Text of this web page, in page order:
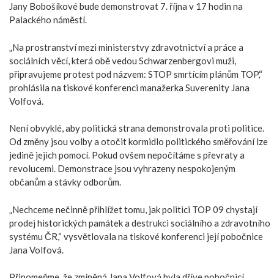
Jany Bobošíkové bude demonstrovat 7. října v 17 hodin na
Palackého náměstí.
„Na prostranství mezi ministerstvy zdravotnictví a práce a
sociálních věcí, která obě vedou Schwarzenbergovi muži,
připravujeme protest pod názvem: STOP smrtícím plánům TOP,“
prohlásila na tiskové konferenci manažerka Suverenity Jana
Volfová.
Není obvyklé, aby politická strana demonstrovala proti politice.
Od změny jsou volby a otočit kormidlo politického směřování lze
jedině jejich pomocí. Pokud ovšem nepočítáme s převraty a
revolucemi. Demonstrace jsou vyhrazeny nespokojeným
občanům a stávky odborům.
„Nechceme nečinně přihlížet tomu, jak politici TOP 09 chystají
prodej historických památek a destrukci sociálního a zdravotního
systému ČR,“ vysvětlovala na tiskové konferenci její pobočnice
Jana Volfová.